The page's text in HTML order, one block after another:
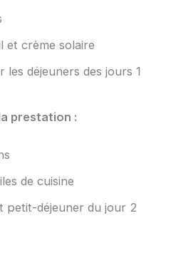
et crème solaire
les déjeuners des jours 1
prestation :
de cuisine
petit-déjeuner du jour 2